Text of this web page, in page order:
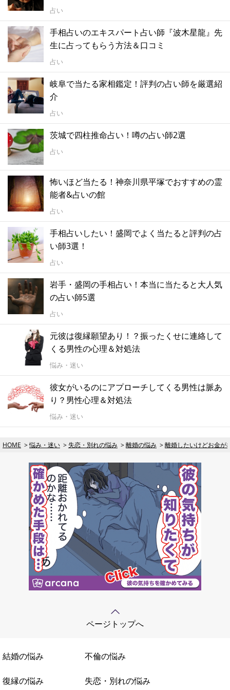
占い
手相占いのエキスパート占い師『波木星龍』先
生に占ってもらう方法＆口コミ
占い
岐阜で当たる家相鑑定！評判の占い師を厳選紹
介
占い
茨城で四柱推命占い！噂の占い師2選
占い
怖いほど当たる！神奈川県平塚でおすすめの霊
能者&占いの館
占い
手相占いしたい！盛岡でよく当たると評判の占
い師3選！
占い
岩手・盛岡の手相占い！本当に当たると大人気
の占い師5選
占い
元彼は復縁願望あり！？振ったくせに連絡して
くる男性の心理＆対処法
悩み・迷い
彼女がいるのにアプローチしてくる男性は脈あ
り？男性心理＆対処法
悩み・迷い
HOME 悩み・迷い 失恋・別れの悩み 離婚の悩み 離婚したいけどお金が
ページトップへ
結婚の悩み 不倫の悩み
復縁の悩み 失恋・別れの悩み